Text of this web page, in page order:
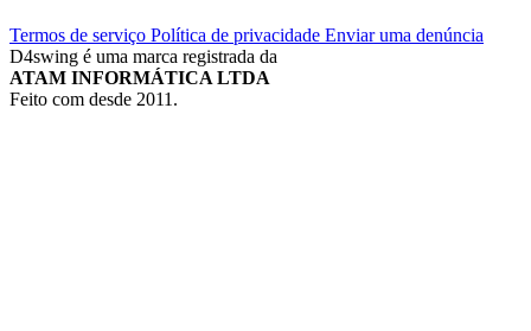
Termos de serviço Política de privacidade Enviar uma denúncia
D4swing é uma marca registrada da
ATAM INFORMÁTICA LTDA
Feito com desde 2011.